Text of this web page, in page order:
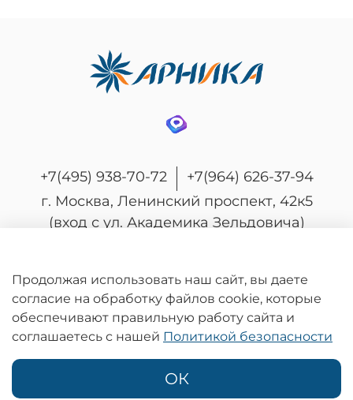
+7(495) 938-70-72
+7(964) 626-37-94
г. Москва, Ленинский проспект, 42к5
(вход с ул. Академика Зельдовича)
© 2026 Любое использование контента без
письменного разрешения запрещено
Информация на сайте носит информационный характер и не является
Гражданского кодекса Российской Федерации.
Политика конфиденциальности
Продолжая использовать наш сайт, вы даете
согласие на обработку файлов cookie, которые
обеспечивают правильную работу сайта и
соглашаетесь с нашей Политикой безопасности
ОК